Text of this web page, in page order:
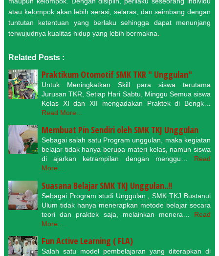
atau kelompok akan lebih serasi, selaras, dan seimbang dengan
tuntutan ketentuan yang berlaku sehingga dapat menunjang
terwujudnya kualitas hidup yang lebih bermakna.
Related Posts :
Praktikum Otomotif SMK TKR " Unggulan"
Untuk Meningkatkan Skill para siswa terutama
Jurusan TKR, Setiap Hari Sabtu, Minggu Semua siswa
Kelas XI dan XII mengadakan Praktek di Bengk…
Read More...
Membuat Pin Sendiri oleh SMK TKJ Unggulan
Sebagai salah satu Program unggulan, maka kegiatan
belajar tidak hanya berupa materi kelas, namun siswa
di ajarkan ketrampilan dengan menggu…
Read
More...
Suasana Belajar SMK TKJ Unggulan..!!
Sebagai Program studi Unggulan , SMK TKJ Bustanul
Ulum tidak hanya menerapkan metode belajar secara
teori dan praktek saja, melainkan menera…
Read
More...
Fun Active Learning ( FLA)
Salah satu model pembelajaran yang diterapkan di